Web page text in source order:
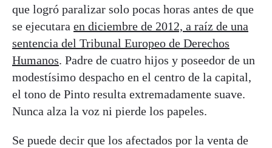
que logró paralizar solo pocas horas antes de que
se ejecutara en diciembre de 2012, a raíz de una
sentencia del Tribunal Europeo de Derechos
Humanos. Padre de cuatro hijos y poseedor de un
modestísimo despacho en el centro de la capital,
el tono de Pinto resulta extremadamente suave.
Nunca alza la voz ni pierde los papeles.
Se puede decir que los afectados por la venta de